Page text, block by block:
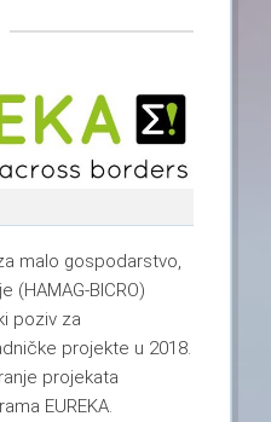
malo gospodarstvo,
(HAMAG-BICRO)
poziv za
projekte u 2018.
projekata
EUREKA.